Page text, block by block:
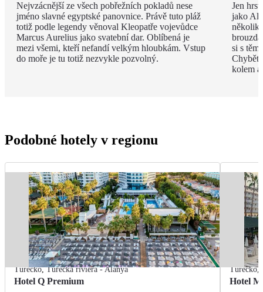
Nejvzácnější ze všech pobřežních pokladů nese
jméno slavné egyptské panovnice. Právě tuto pláž
totiž podle legendy věnoval Kleopatře vojevůdce
Marcus Aurelius jako svatební dar. Oblíbená je
mezi všemi, kteří nefandí velkým hloubkám. Vstup
do moře je tu totiž nezvykle pozvolný.
Jen
jako
si s
Chybět
kolem
Podobné hotely v regionu
Turecko,Turecká riviéra - Alanya
Hotel Q Premium
Turecko,
Hotel